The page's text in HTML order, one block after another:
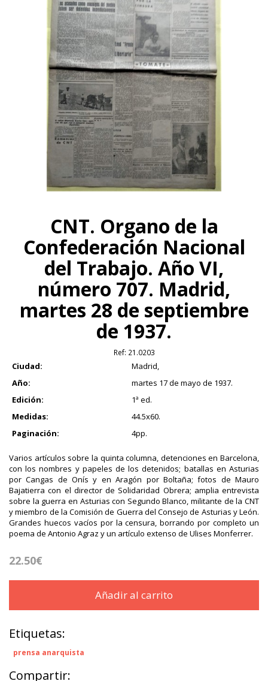
CNT. Organo de la
Confederación Nacional
del Trabajo. Año VI,
número 707. Madrid,
martes 28 de septiembre
de 1937.
Ref: 21.0203
Ciudad:
Madrid,
Año:
martes 17 de mayo de 1937.
Edición:
1ª ed.
Medidas:
44.5x60.
Paginación:
4pp.
Varios artículos sobre la quinta columna, detenciones en Barcelona,
con los nombres y papeles de los detenidos; batallas en Asturias
por Cangas de Onís y en Aragón por Boltaña; fotos de Mauro
Bajatierra con el director de Solidaridad Obrera; amplia entrevista
sobre la guerra en Asturias con Segundo Blanco, militante de la CNT
y miembro de la Comisión de Guerra del Consejo de Asturias y León.
Grandes huecos vacíos por la censura, borrando por completo un
poema de Antonio Agraz y un artículo extenso de Ulises Monferrer.
22.50€
Añadir al carrito
Etiquetas:
prensa anarquista
Compartir: